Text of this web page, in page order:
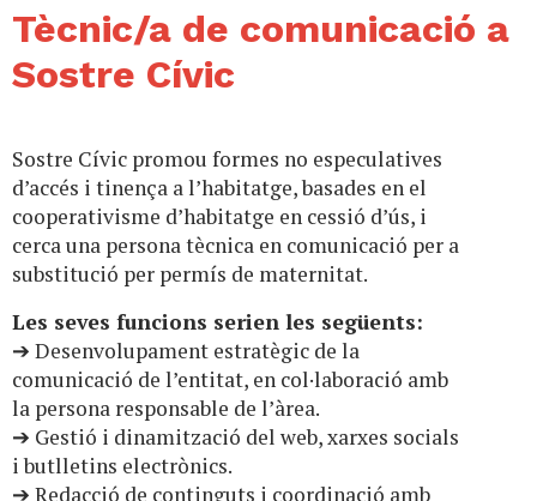
Tècnic/a de comunicació a
Sostre Cívic
Sostre Cívic promou formes no especulatives
d’accés i tinença a l’habitatge, basades en el
cooperativisme d’habitatge en cessió d’ús, i
cerca una persona tècnica en comunicació per a
substitució per permís de maternitat.
Les seves funcions serien les següents:
➔ Desenvolupament estratègic de la
comunicació de l’entitat, en col·laboració amb
la persona responsable de l’àrea.
➔ Gestió i dinamització del web, xarxes socials
i butlletins electrònics.
➔ Redacció de continguts i coordinació amb